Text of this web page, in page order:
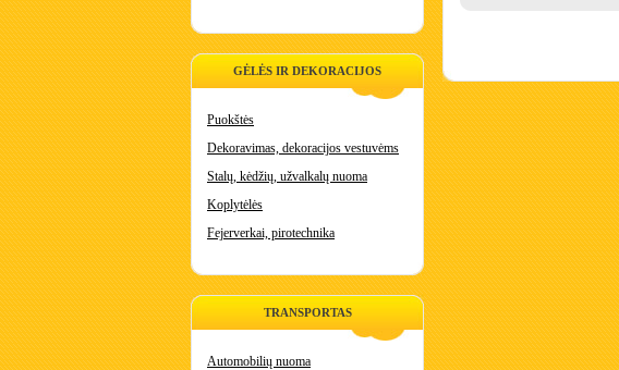
GĖLĖS IR DEKORACIJOS
Puokštės
Dekoravimas, dekoracijos vestuvėms
Stalų, kėdžių, užvalkalų nuoma
Koplytėlės
Fejerverkai, pirotechnika
TRANSPORTAS
Automobilių nuoma